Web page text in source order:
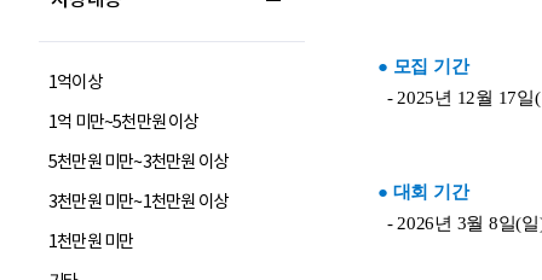
1억이상
1억 미만~5천만원 이상
5천만원 미만~3천만원 이상
3천만원 미만~1천만원 이상
1천만원 미만